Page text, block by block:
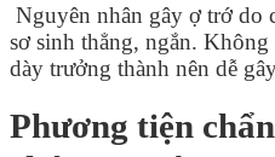
Nguyên nhân gây ợ trớ do
sơ sinh thẳng, ngắn.
dày trưởng thành nên dễ
Phương tiện